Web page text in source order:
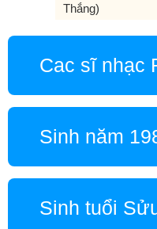
Thắng)
Cac sĩ nhạc
tiếng
Sinh năm
Sinh tuổi